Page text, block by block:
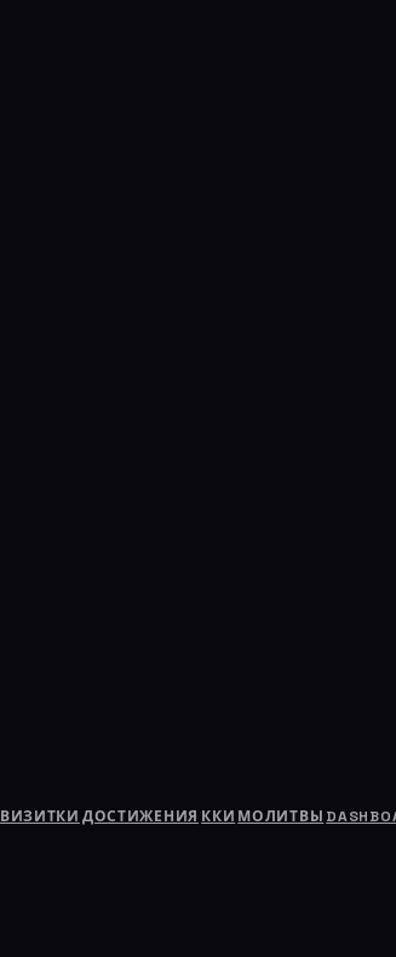
ВИЗИТКИ ДОСТИЖЕНИЯ ККИ МОЛИТВЫ